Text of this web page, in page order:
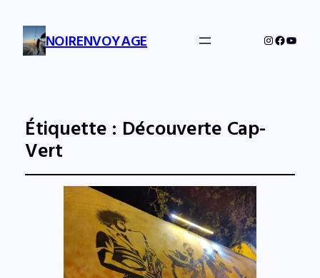
NOIRENVOYAGE Instagram
Étiquette : Découverte Cap-
Vert